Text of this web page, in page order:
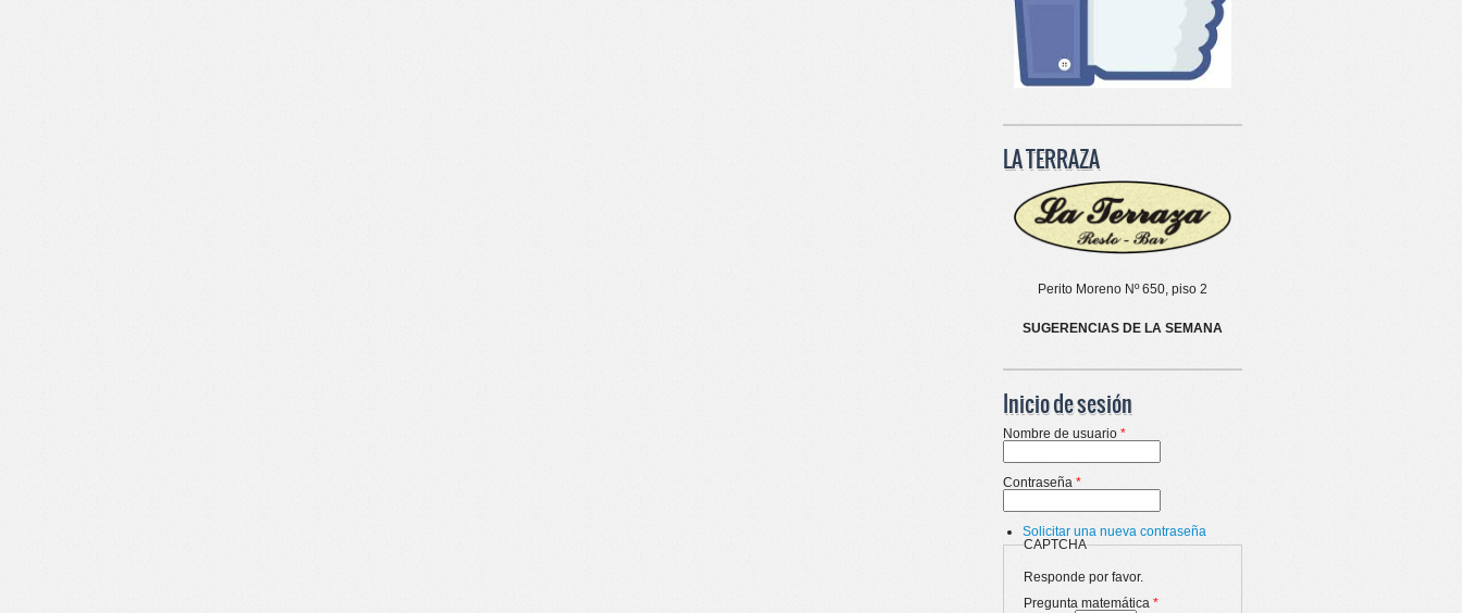
LA TERRAZA
Perito Moreno Nº 650, piso 2
SUGERENCIAS DE LA SEMANA
Inicio de sesión
Nombre de usuario *
Contraseña *
Solicitar una nueva contraseña
CAPTCHA
Responde por favor.
Pregunta matemática *